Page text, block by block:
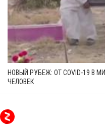
НОВЫЙ РУБЕЖ: ОТ COVID-19 В
ЧЕЛОВЕК